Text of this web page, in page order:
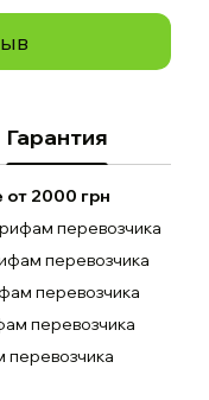
Гарантия
от 2000 грн
перевозчика
перевозчика
перевозчика
перевозчика